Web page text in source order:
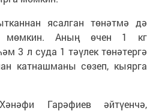
ясалган төнәтмә дә
мөмкин. Аның өчен 1 кг
3 л суда 1 тәүлек төнәтергә
катнашманы сөзеп, кыярга
Гарәфиев әйтүенчә,